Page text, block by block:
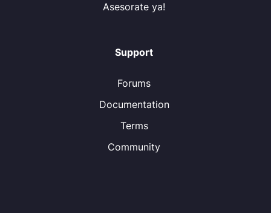
Asesorate ya!
Support
Forums
Documentation
Terms
Community